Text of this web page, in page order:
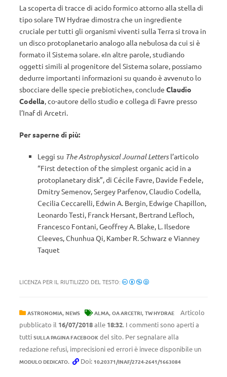
La scoperta di tracce di acido formico attorno alla stella di
tipo solare TW Hydrae dimostra che un ingrediente
cruciale per tutti gli organismi viventi sulla Terra si trova in
un disco protoplanetario analogo alla nebulosa da cui si è
formato il Sistema solare. «In altre parole, studiando
oggetti simili al progenitore del Sistema solare, possiamo
dedurre importanti informazioni su quando è avvenuto lo
sbocciare delle specie prebiotiche», conclude Claudio
Codella, co-autore dello studio e collega di Favre presso
l’Inaf di Arcetri.
Per saperne di più:
Leggi su The Astrophysical Journal Lettersl’articolo
“First detection of the simplest organic acid in a
protoplanetary disk”, di Cécile Favre, Davide Fedele,
Dmitry Semenov, Sergey Parfenov, Claudio Codella,
Cecilia Ceccarelli, Edwin A. Bergin, Edwige Chapillon,
Leonardo Testi, Franck Hersant, Bertrand Lefloch,
Francesco Fontani, Geoffrey A. Blake, L. Ilsedore
Cleeves, Chunhua Qi, Kamber R. Schwarz e Vianney
Taquet
LICENZA PER IL RIUTILIZZO DEL TESTO:
ASTRONOMIA, NEWS ALMA, OA ARCETRI, TW HYDRAE
Articolo
pubblicato il 16/07/2018alle 18:32. I commenti sono aperti a
tutti SULLA PAGINA FACEBOOK del sito. Per segnalare alla
redazione refusi, imprecisioni ed errori è invece disponibile un
MODULO DEDICATO. Doi: 10.20371/INAF/2724-2641/1663084